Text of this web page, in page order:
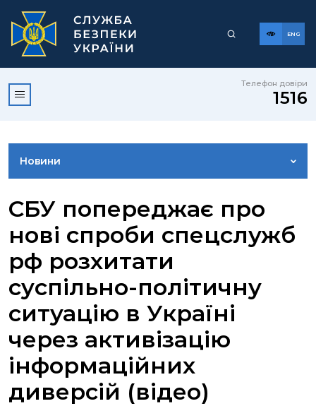
ENG
Телефон довіри
1516
Новини
ВІДЕОГАЛЕРЕЯ
КОНТАКТИ ПРЕСЦЕНТРУ
СБУ попереджає про
нові спроби спецслужб
рф розхитати
суспільно-політичну
ситуацію в Україні
через активізацію
інформаційних
диверсій (відео)